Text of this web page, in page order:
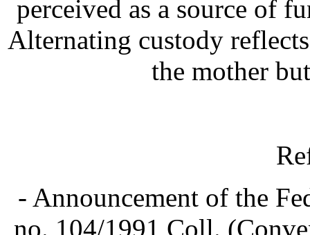
perceived as a source of
Alternating custody
the mother
- Announcement of the
no. 104/1991 Coll.